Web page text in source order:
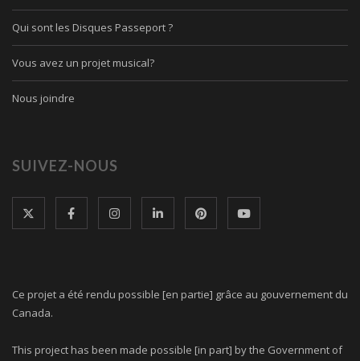
Qui sont les Disques Passeport ?
Vous avez un projet musical?
Nous joindre
SUIVEZ-NOUS
Ce projet a été rendu possible [en partie] grâce au gouvernement du
Canada.
This project has been made possible [in part] by the Government of